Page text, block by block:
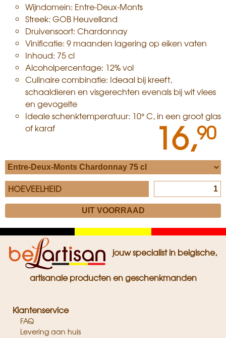
Wijndomein: Entre-Deux-Monts
Streek: GOB Heuvelland
Druivensoort: Chardonnay
Vinificatie: 9 maanden lagering op eiken vaten
Inhoud: 75 cl
Alcoholpercentage: 12% vol
Culinaire combinatie: Ideaal bij kreeft,
schaaldieren en visgerechten evenals bij wit vlees
en gevogelte
Ideale schenktemperatuur: 10° C, in een groot glas
of karaf
HOEVEELHEID
16,90
jouw specialist in belgische,
artisanale producten en geschenkmanden
Klantenservice
FAQ
Levering aan huis